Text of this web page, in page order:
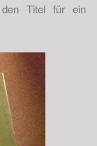
Titel für ein